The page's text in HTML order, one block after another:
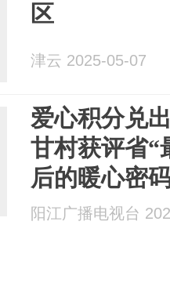
区
津云 2025-05-07
爱心积分兑
甘村获评省“
后的暖心密
阳江广播电视台